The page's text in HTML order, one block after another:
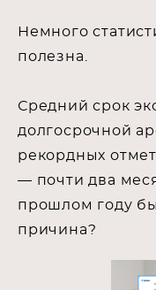
Немного
полезна.
Средний срок
долгосрочной
рекордных
— почти два
прошлом году
причина?